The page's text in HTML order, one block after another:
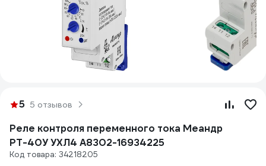
5 5 отзывов
Реле контроля переменного тока Меандр
РТ-40У УХЛ4 A8302-16934225
Код товара: 34218205